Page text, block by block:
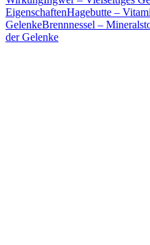
EigenschaftenHagebutte –
GelenkeBrennnessel –
der Gelenke